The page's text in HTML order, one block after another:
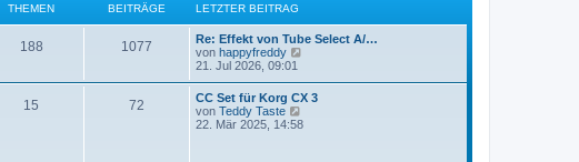
THEMEN BEITRÄGE LETZTER BEITRAG
188 1077
Re: Effekt von Tube Select A/…
von happyfreddy
e
s
e
21. Jul 2026, 09:01
15 72
CC Set für Korg CX 3
von Teddy Taste
e
22. Mär 2025, 14:58